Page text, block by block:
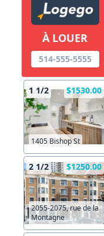
À LOUER
514-555-5555
1 1/2 $1530.00
1405 Bishop St
2 1/2 $1250.00
2055-2075, rue de la
Montagne